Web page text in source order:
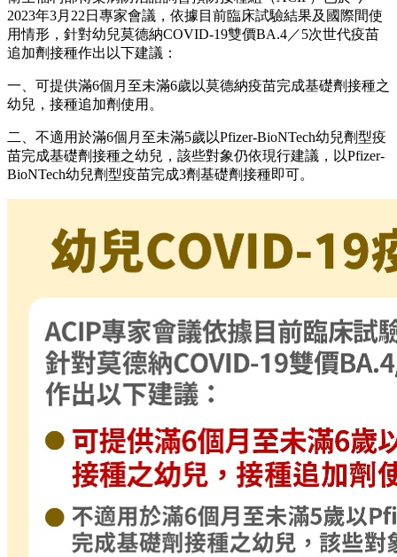
2023年3月22日專家會議，依據目前臨床試驗結果及國際間使
用情形，針對幼兒莫德納COVID-19雙價BA.4／5次世代疫苗
追加劑接種作出以下建議：
一、可提供滿6個月至未滿6歲以莫德納疫苗完成基礎劑接種之
幼兒，接種追加劑使用。
二、不適用於滿6個月至未滿5歲以Pfizer-BioNTech幼兒劑型疫
苗完成基礎劑接種之幼兒，該些對象仍依現行建議，以Pfizer-
BioNTech幼兒劑型疫苗完成3劑基礎劑接種即可。